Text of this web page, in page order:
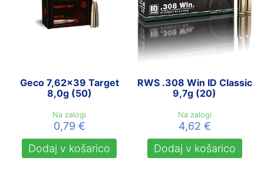
Geco 7,62×39 Target
8,0g (50)
Na zalogi
0,79 €
Dodaj v košarico
RWS .308 Win ID Classic
9,7g (20)
Na zalogi
4,62 €
Dodaj v košarico